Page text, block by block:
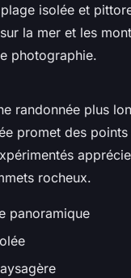
isolée et
la mer et les
photographie.
randonnée plus
promet des
rocheux.
panoramique